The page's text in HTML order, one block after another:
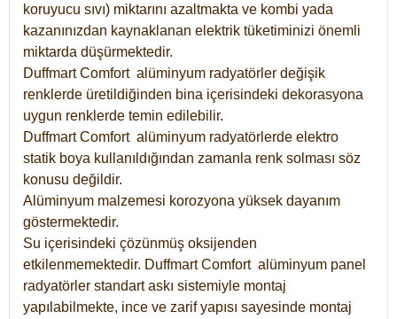
koruyucu sıvı) miktarını azaltmakta ve kombi yada
kazanınızdan kaynaklanan elektrik tüketiminizi önemli
miktarda düşürmektedir.
Duffmart Comfort alüminyum radyatörler değişik
renklerde üretildiğinden bina içerisindeki dekorasyona
uygun renklerde temin edilebilir.
DuffmartComfort alüminyum radyatörlerde elektro
statik boya kullanıldığından zamanla renk solması söz
konusu değildir.
Alüminyum malzemesi korozyona yüksek dayanım
göstermektedir.
Su içerisindeki çözünmüş oksijenden
etkilenmemektedir. DuffmartComfort alüminyum panel
radyatörler standart askı sistemiyle montaj
yapılabilmekte, ince ve zarif yapısı sayesinde montaj